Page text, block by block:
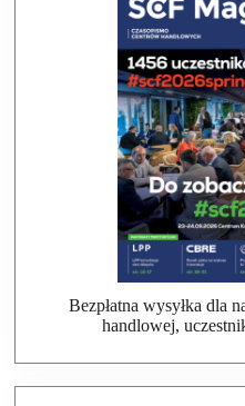
Bezpłatna wysyłka dla
handlowej,